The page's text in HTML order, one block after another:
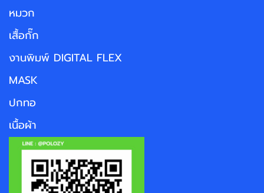
หมวก
เสื้อกั๊ก
งานพิมพ์ DIGITAL FLEX
MASK
ปกทอ
เนื้อผ้า